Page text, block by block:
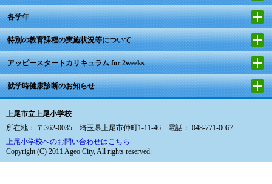
各学年
特別の教育課程の実施状況等について
アッピースタートカリキュラム for 2weeks
就学時健康診断のお知らせ
上尾市立上尾小学校
所在地： 〒362-0035 埼玉県上尾市仲町1-11-46 電話： 048-771-0067
上尾小学校へのお問い合わせはこちら
Copyright (C) 2011 Ageo City, All rights reserved.